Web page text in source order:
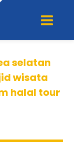
selatan
wisata
halal tour